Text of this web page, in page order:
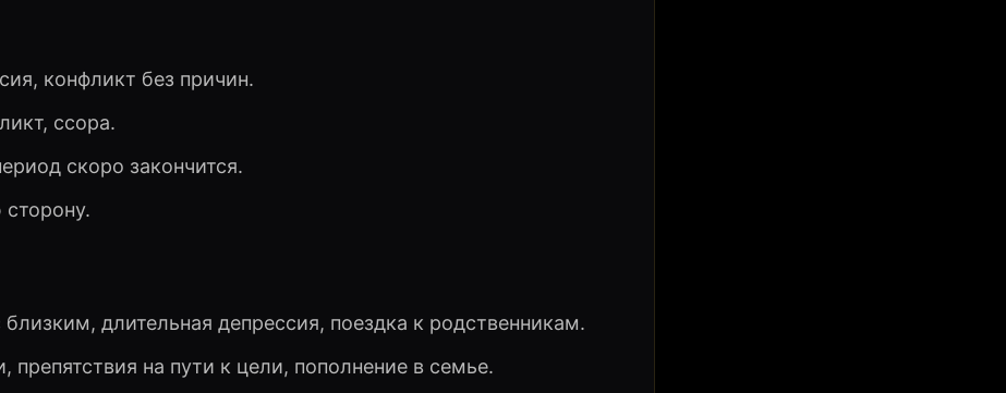
конфликт без причин.
ссора.
скоро закончится.
длительная депрессия, поездка к родственникам.
на пути к цели, пополнение в семье.